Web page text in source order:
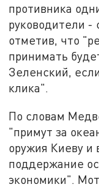
противника
руководители -
отметив, что
принимать
Зеленский,
клика".
По словам
"примут за
оружия Киеву и
поддержание
экономики".